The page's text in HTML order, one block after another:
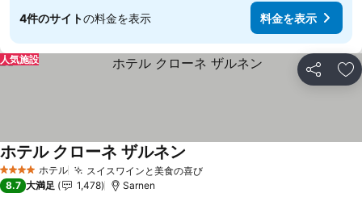
4件のサイトの料金を表示 料金を表示
シェア お
人気施設
4 ホテルのランク
ホテル スイスワインと美食の喜び料金を表示
ホテル クローネ ザルネン
8.7 大満足 1,478 Sarnen